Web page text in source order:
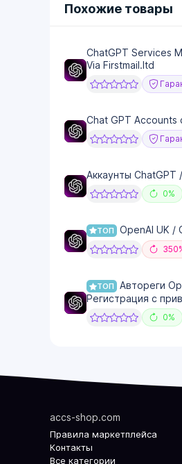
Похожие товары
ChatGPT Services
Via Firstmail.ltd
Chat GPT Accounts
Аккаунты
0%
ТОП OpenAl UK /
ТОП
Автореги
Регистрация с
0%
accs-shop.com
Правила маркетплейса
Контакты
Все категории